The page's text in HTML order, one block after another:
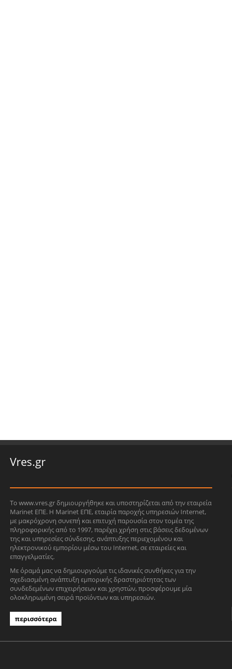
Vres.gr
Το www.vres.gr δημιουργήθηκε και υποστηρίζεται από την εταιρεία
Marinet ΕΠΕ. Η Marinet ΕΠΕ, εταιρία παροχής υπηρεσιών Internet,
με μακρόχρονη συνεπή και επιτυχή παρουσία στον τομέα της
πληροφορικής από το 1997, παρέχει χρήση στις βάσεις δεδομένων
της και υπηρεσίες σύνδεσης, ανάπτυξης περιεχομένου και
ηλεκτρονικού εμπορίου μέσω του Internet, σε εταιρείες και
επαγγελματίες.
Με όραμά μας να δημιουργούμε τις ιδανικές συνθήκες για την
σχεδιασμένη ανάπτυξη εμπορικής δραστηριότητας των
συνδεδεμένων επιχειρήσεων και χρηστών, προσφέρουμε μία
ολοκληρωμένη σειρά προϊόντων και υπηρεσιών.
περισσότερα